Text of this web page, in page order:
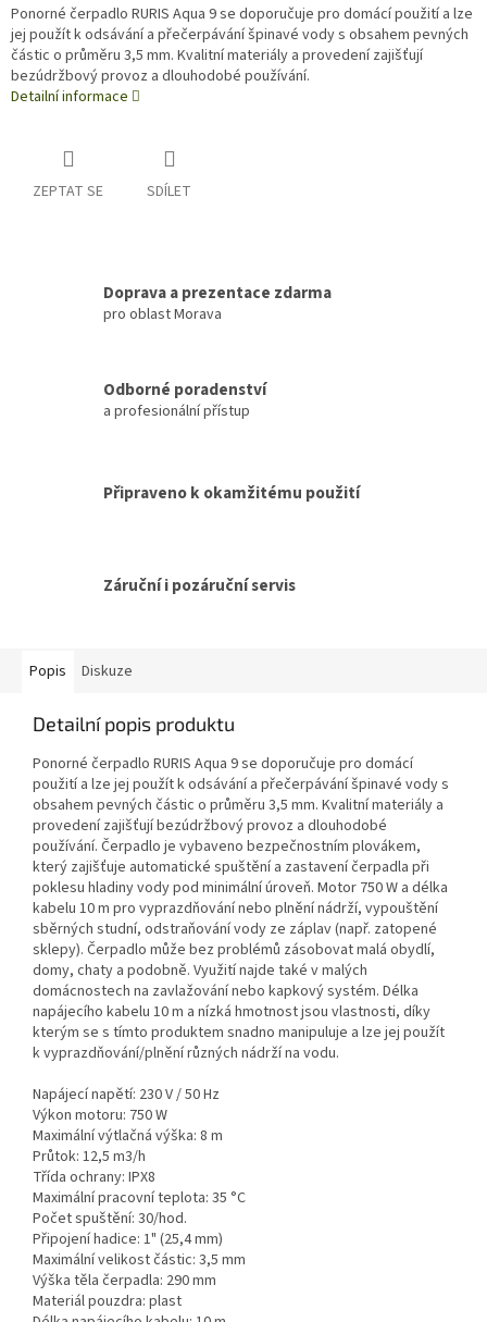
Ponorné čerpadlo RURIS Aqua 9 se doporučuje pro domácí použití a lze
jej použít k odsávání a přečerpávání špinavé vody s obsahem pevných
částic o průměru 3,5 mm. Kvalitní materiály a provedení zajišťují
bezúdržbový provoz a dlouhodobé používání.
Detailní informace
ZEPTAT SE SDÍLET
Doprava a prezentace zdarma
pro oblast Morava
Odborné poradenství
a profesionální přístup
Připraveno k okamžitému použití
Záruční i pozáruční servis
Popis Diskuze
Detailní popis produktu
Ponorné čerpadlo RURIS Aqua 9 se doporučuje pro domácí
použití a lze jej použít k odsávání a přečerpávání špinavé vody s
obsahem pevných částic o průměru 3,5 mm. Kvalitní materiály a
provedení zajišťují bezúdržbový provoz a dlouhodobé
používání. Čerpadlo je vybaveno bezpečnostním plovákem,
který zajišťuje automatické spuštění a zastavení čerpadla při
poklesu hladiny vody pod minimální úroveň. Motor 750 W a délka
kabelu 10 m pro vyprazdňování nebo plnění nádrží, vypouštění
sběrných studní, odstraňování vody ze záplav (např. zatopené
sklepy). Čerpadlo může bez problémů zásobovat malá obydlí,
domy, chaty a podobně. Využití najde také v malých
domácnostech na zavlažování nebo kapkový systém. Délka
napájecího kabelu 10 m a nízká hmotnost jsou vlastnosti, díky
kterým se s tímto produktem snadno manipuluje a lze jej použít
k vyprazdňování/plnění různých nádrží na vodu.
Napájecí napětí: 230 V / 50 Hz
Výkon motoru: 750 W
Maximální výtlačná výška: 8 m
Průtok: 12,5 m3/h
Třída ochrany: IPX8
Maximální pracovní teplota: 35 °C
Počet spuštění: 30/hod.
Připojení hadice: 1" (25,4 mm)
Maximální velikost částic: 3,5 mm
Výška těla čerpadla: 290 mm
Materiál pouzdra: plast